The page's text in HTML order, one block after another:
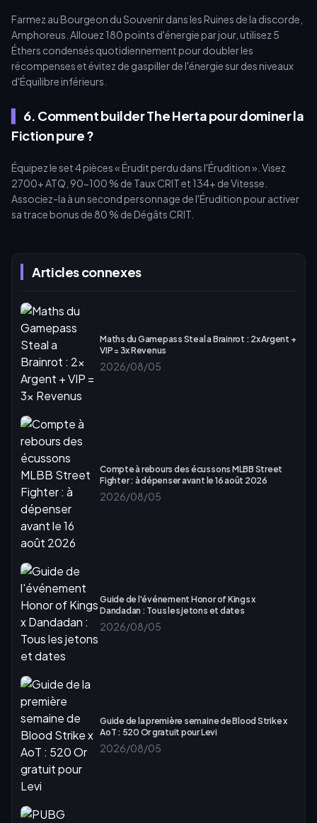
Articles connexes
Maths du Gamepass Steal a Brainrot : 2x Argent +
VIP = 3x Revenus
2026/08/05
Compte à rebours des écussons MLBB Street
Fighter : à dépenser avant le 16 août 2026
2026/08/05
Guide de l'événement Honor of Kings x
Dandadan : Tous les jetons et dates
2026/08/05
Guide de la première semaine de Blood Strike x
AoT : 520 Or gratuit pour Levi
2026/08/05
Farmez au Bourgeon du Souvenir dans les Ruines de la discorde,
Amphoreus. Allouez 180 points d'énergie par jour, utilisez 5
Éthers condensés quotidiennement pour doubler les
récompenses et évitez de gaspiller de l'énergie sur des niveaux
d'Équilibre inférieurs.
6. Comment builder The Herta pour dominer la
Fiction pure ?
Équipez le set 4 pièces « Érudit perdu dans l'Érudition ». Visez
2700+ ATQ, 90-100 % de Taux CRIT et 134+ de Vitesse.
Associez-la à un second personnage de l'Érudition pour activer
sa trace bonus de 80 % de Dégâts CRIT.